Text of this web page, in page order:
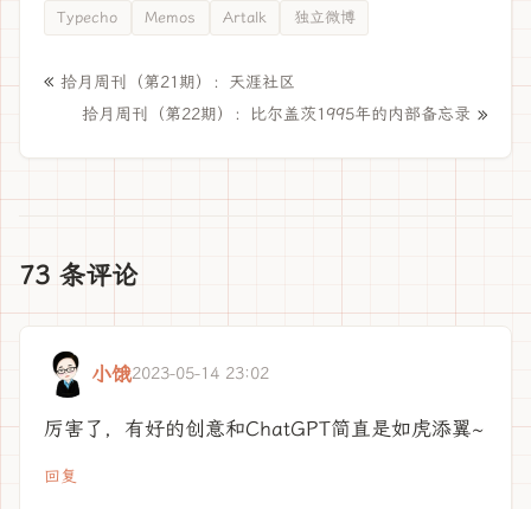
Typecho Memos Artalk 独立微博
« 拾月周刊（第21期）：天涯社区
拾月周刊（第22期）：比尔盖茨1995年的内部备忘录 »
73 条评论
小饿2023-05-14 23:02
厉害了，有好的创意和ChatGPT简直是如虎添翼~
回复